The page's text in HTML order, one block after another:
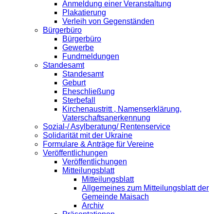
Anmeldung einer Veranstaltung
Plakatierung
Verleih von Gegenständen
Bürgerbüro
Bürgerbüro
Gewerbe
Fundmeldungen
Standesamt
Standesamt
Geburt
Eheschließung
Sterbefall
Kirchenaustritt , Namenserklärung,
Vaterschaftsanerkennung
Sozial-/ Asylberatung/ Rentenservice
Solidarität mit der Ukraine
Formulare & Anträge für Vereine
Veröffentlichungen
Veröffentlichungen
Mitteilungsblatt
Mitteilungsblatt
Allgemeines zum Mitteilungsblatt der
Gemeinde Maisach
Archiv